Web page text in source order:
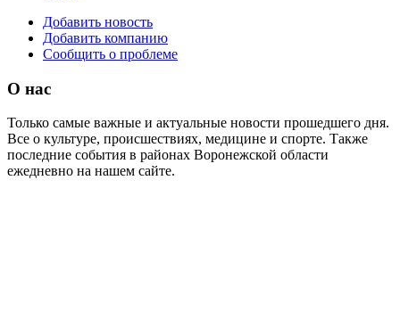
Добавить новость
Добавить компанию
Сообщить о проблеме
О нас
Только самые важные и актуальные новости прошедшего дня.
Все о культуре, происшествиях, медицине и спорте. Также
последние события в районах Воронежской области
ежедневно на нашем сайте.